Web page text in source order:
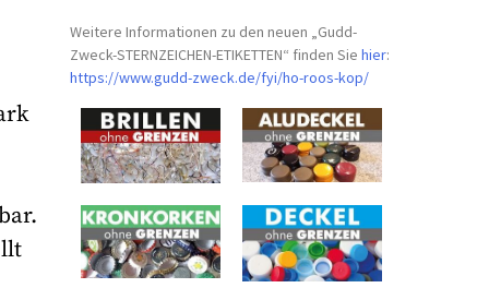
Weitere Informationen zu den neuen „Gudd-
Zweck-STERNZEICHEN-ETIKETTEN“ finden Siehier:
https://www.gudd-zweck.de/fyi/ho-roos-kop/